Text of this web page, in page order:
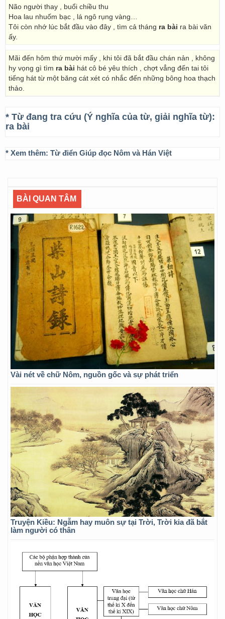
Não người thay , buổi chiều thu
Hoa lau nhuốm bạc , lá ngô rụng vàng…
Tôi còn nhớ lúc bắt đầu vào đây , tìm cả tháng ra bài ra bài văn
ấy.
Mãi đến hôm thứ mười mấy , khi tôi đã bắt đầu chán nản , không
hy vọng gì tìm ra bài hát cô bé yêu thích , chợt vẳng đến tai tôi
tiếng hát từ một băng cát xét có nhắc đến những bông hoa thạch
thảo.
* Từ đang tra cứu (Ý nghĩa của từ, giải nghĩa từ):
ra bài
* Xem thêm: Từ điển Giúp đọc Nôm và Hán Việt
BÀI QUAN TÂM
Vài nét về chữ Nôm, nguồn gốc và sự phát triển
Truyện Kiều: Ngẫm hay muôn sự tại Trời, Trời kia đã bắt
làm người có thân